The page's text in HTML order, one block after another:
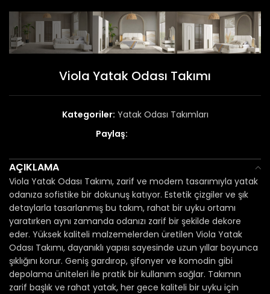
Viola Yatak Odası Takımı
Kategoriler: Yatak Odası Takımları
Paylaş:
AÇIKLAMA
Viola Yatak Odası Takımı, zarif ve modern tasarımıyla yatak
odanıza sofistike bir dokunuş katıyor. Estetik çizgiler ve şık
detaylarla tasarlanmış bu takım, rahat bir uyku ortamı
yaratırken aynı zamanda odanızı zarif bir şekilde dekore
eder. Yüksek kaliteli malzemelerden üretilen Viola Yatak
Odası Takımı, dayanıklı yapısı sayesinde uzun yıllar boyunca
şıklığını korur. Geniş gardırop, şifonyer ve komodin gibi
depolama üniteleri ile pratik bir kullanım sağlar. Takımın
zarif başlık ve rahat yatak, her gece kaliteli bir uyku için